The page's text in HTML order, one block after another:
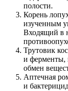
полости.
Корень
изученным
Входящий в
Трутовик
и ферменты,
обмен
Аптечная
и